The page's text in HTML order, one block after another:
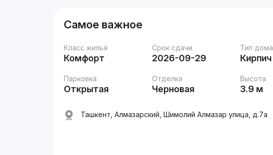
Самое важное
Класс жилья
Комфорт
Срок сдачи
2026-09-29
Тип дома
Кирпич
Парковка
Открытая
Отделка
Черновая
Высота
3.9 м
Ташкент, Алмазарский, Шимолий Алмазар улица, д.7a